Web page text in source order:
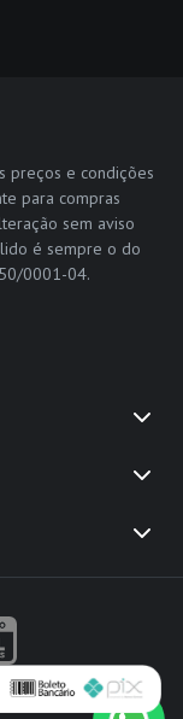
preços e condições
para compras
sem aviso
é sempre o do
0001-04.